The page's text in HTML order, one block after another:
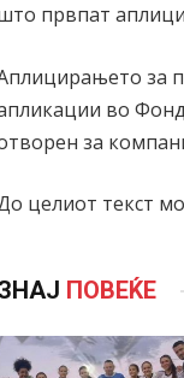
првпат
за
во
за
целиот текст
ПОВЕЌЕ